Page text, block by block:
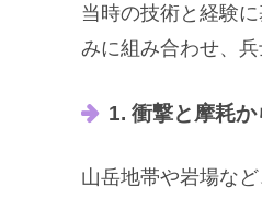
当時の技術と経験
みに組み合わせ、
1. 衝撃と摩耗
山岳地帯や岩場な